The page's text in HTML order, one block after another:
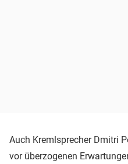
Auch Kremlsprecher Dmitri
vor überzogenen